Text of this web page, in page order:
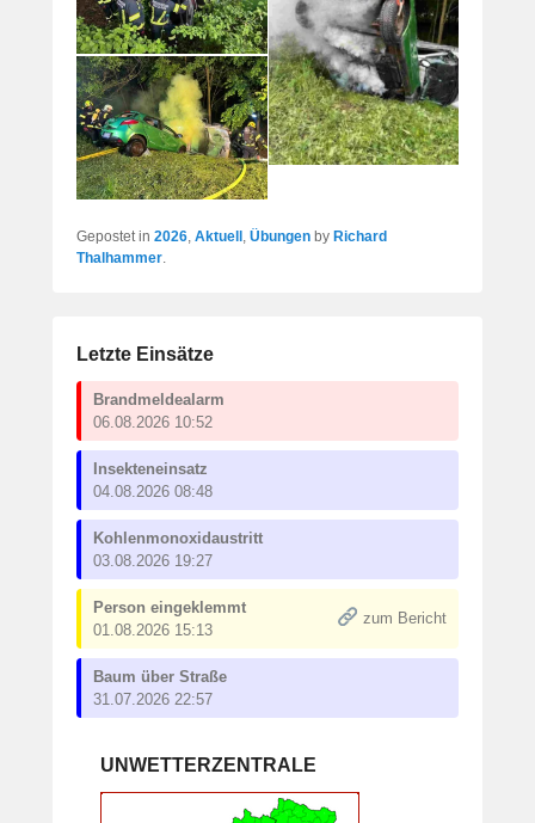
Gepostet in 2026 Aktuell Übungen by Richard
Thalhammer
Letzte Einsätze
Brandmeldealarm
06.08.2026 10:52
Insekteneinsatz
04.08.2026 08:48
Kohlenmonoxidaustritt
03.08.2026 19:27
Person eingeklemmt
01.08.2026 15:13
zum Bericht
Baum über Straße
31.07.2026 22:57
UNWETTERZENTRALE